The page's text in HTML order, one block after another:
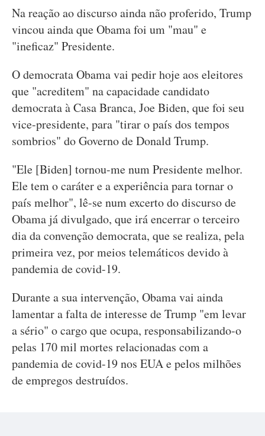
Na reação ao discurso ainda não proferido, Trump
vincou ainda que Obama foi um "mau" e
"ineficaz" Presidente.
O democrata Obama vai pedir hoje aos eleitores
que "acreditem" na capacidade candidato
democrata à Casa Branca, Joe Biden, que foi seu
vice-presidente, para "tirar o país dos tempos
sombrios" do Governo de Donald Trump.
"Ele [Biden] tornou-me num Presidente melhor.
Ele tem o caráter e a experiência para tornar o
país melhor", lê-se num excerto do discurso de
Obama já divulgado, que irá encerrar o terceiro
dia da convenção democrata, que se realiza, pela
primeira vez, por meios telemáticos devido à
pandemia de covid-19.
Durante a sua intervenção, Obama vai ainda
lamentar a falta de interesse de Trump "em levar
a sério" o cargo que ocupa, responsabilizando-o
pelas 170 mil mortes relacionadas com a
pandemia de covid-19 nos EUA e pelos milhões
de empregos destruídos.